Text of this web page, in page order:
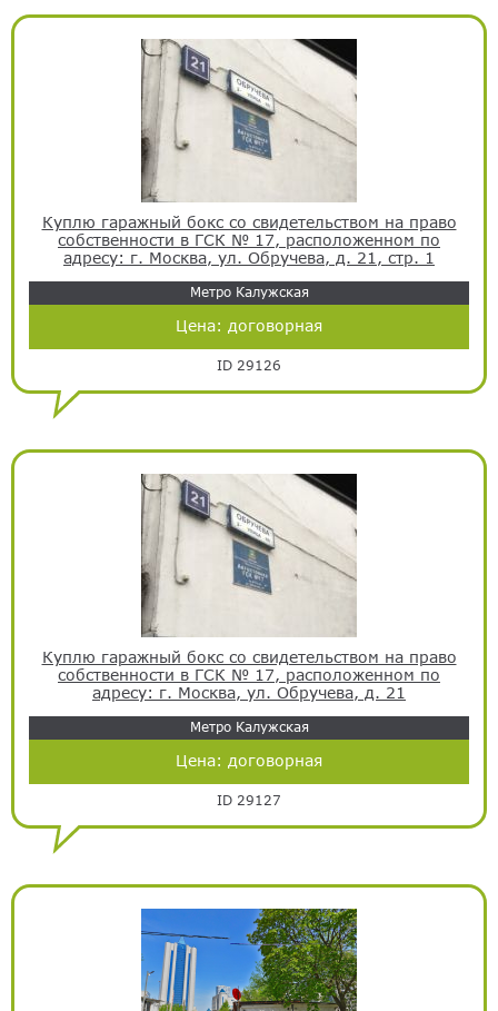
Куплю гаражный бокс со свидетельством на право
собственности в ГСК № 17, расположенном по
адресу: г. Москва, ул. Обручева, д. 21, стр. 1
Метро Калужская
Цена: договорная
ID 29126
Куплю гаражный бокс со свидетельством на право
собственности в ГСК № 17, расположенном по
адресу: г. Москва, ул. Обручева, д. 21
Метро Калужская
Цена: договорная
ID 29127